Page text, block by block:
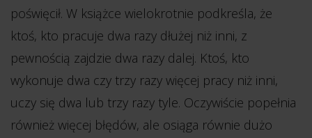
poświęcił. W książce wielokrotnie podkreśla, że
ktoś, kto pracuje dwa razy dłużej niż inni, z
pewnością zajdzie dwa razy dalej. Ktoś, kto
wykonuje dwa czy trzy razy więcej pracy niż inni,
uczy się dwa lub trzy razy tyle. Oczywiście popełnia
również więcej błędów, ale osiąga równie dużo